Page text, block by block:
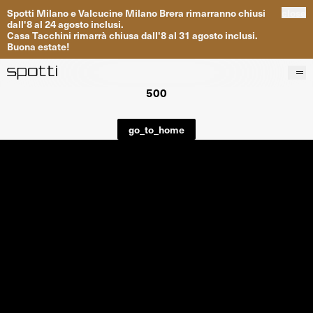
Spotti MilanoeValcucine Milano Brera rimarrannochiusi
dall'8al 24agosto inclusi.
Casa Tacchini rimarrà chiusa dall'8al 31 agosto inclusi.
Buona estate!
Progetti
500
go_to_home